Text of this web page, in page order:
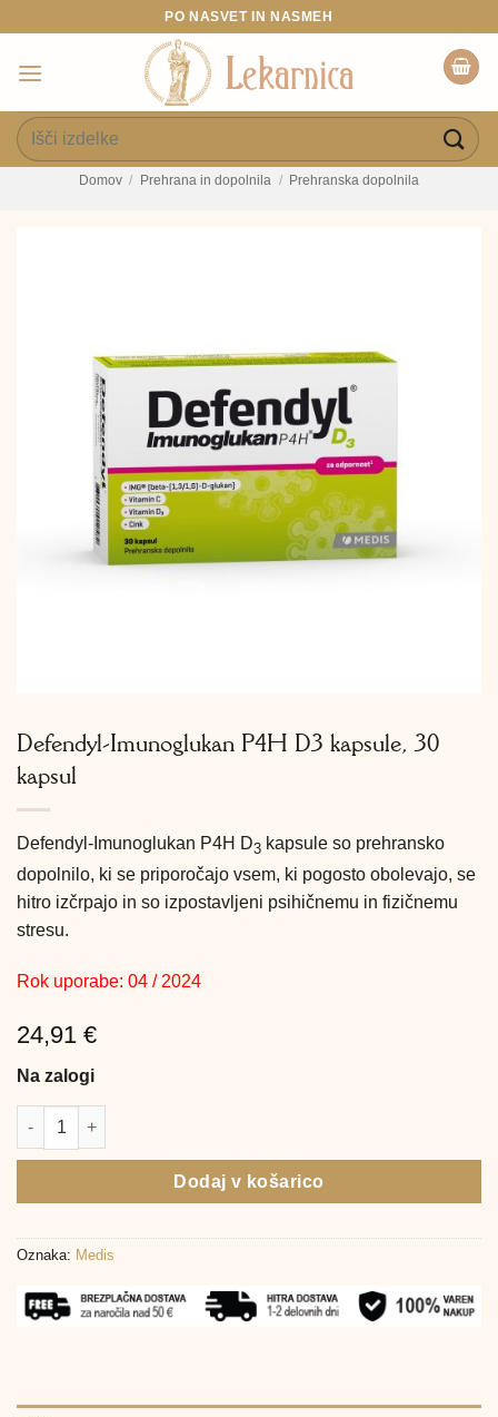
vsebino
PO NASVET IN NASMEH
Išči:
Domov / Prehrana in dopolnila / Prehranska dopolnila
Defendyl-Imunoglukan P4H D3 kapsule, 30
kapsul
Defendyl-Imunoglukan P4H D3 kapsule so prehransko
dopolnilo, ki se priporočajo vsem, ki pogosto obolevajo, se
hitro izčrpajo in so izpostavljeni psihičnemu in fizičnemu
stresu.
Rok uporabe: 04 / 2024
24,91 €
Na zalogi
Defendyl-Imunoglukan P4H D3 kapsule, 30 kapsul količina
Dodaj v košarico
Oznaka: Medis